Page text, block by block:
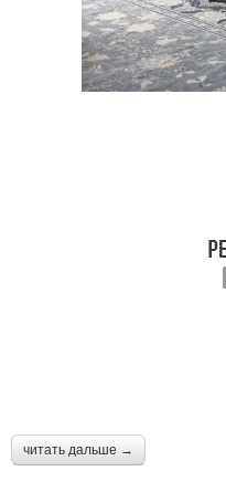
читать дальше →